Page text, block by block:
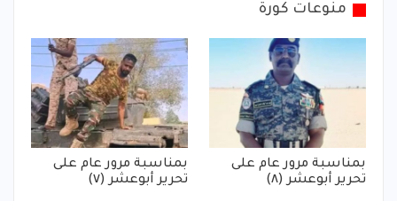
منوعات كورة
بمناسبة مرور عام على
تحرير أبوعشر (٨)
بمناسبة مرور عام على
تحرير أبوعشر (٧)